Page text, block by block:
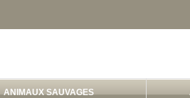
ANIMAUX SAUVAGES